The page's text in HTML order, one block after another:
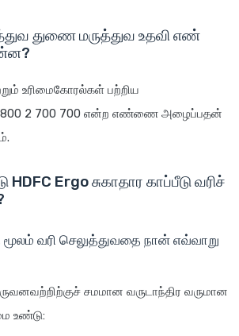
துணை மருத்துவ உதவி எண்
உரிமைகோரல்கள் பற்றிய
2 700 700 என்ற எண்ணை அழைப்பதன்
Ergo சுகாதார காப்பீடு வரிச்
மூலம் வரி செலுத்துவதை நான் எவ்வாறு
சமமான வருடாந்திர வருமான
உண்டு: